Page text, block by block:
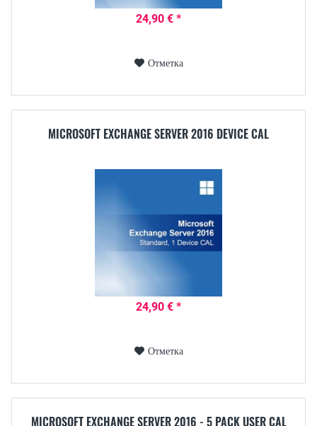
24,90 € *
Отметка
MICROSOFT EXCHANGE SERVER 2016 DEVICE CAL
24,90 € *
Отметка
MICROSOFT EXCHANGE SERVER 2016 - 5 PACK USER CAL